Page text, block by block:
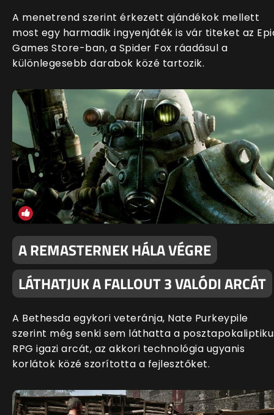
A menetrend szerint érkezett ajándékok mellett
most egy harmadik ingyenjáték is vár titeket az
Games Store-ban, a Spider Fox ráadásul a
különlegesebb darabok közé tartozik.
A REMASTERNEK HÁLA VÉGRE
LÁTHATJUK A FALLOUT 3 VALÓDI ARCÁT
A Bethesda egykori veteránja, Nate Purkeypile
szerint még senki sem láthatta a
RPG igazi arcát, az akkori technológia ugyanis
korlátok közé szorította a fejlesztőket.